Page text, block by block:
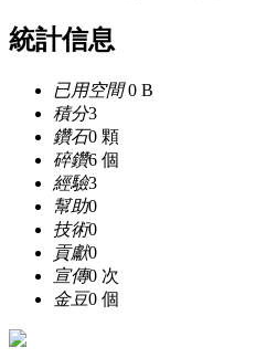
統計信息
已用空間0 B
積分3
鑽石0 顆
碎鑽6 個
經驗3
幫助0
技術0
貢獻0
宣傳0 次
金豆0 個